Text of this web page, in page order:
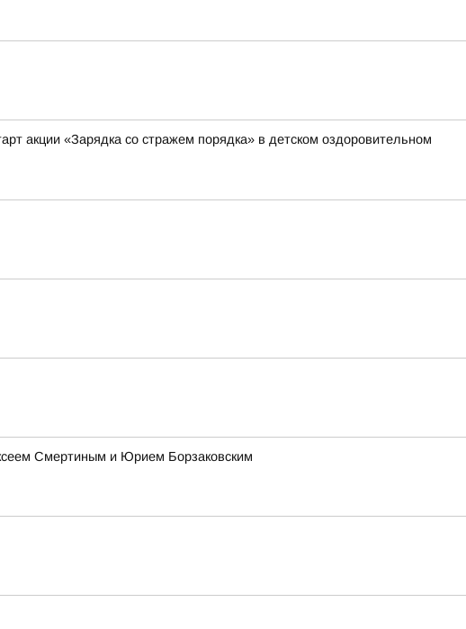
акции «Зарядка со стражем порядка» в детском оздоровительном
Смертиным и Юрием Борзаковским